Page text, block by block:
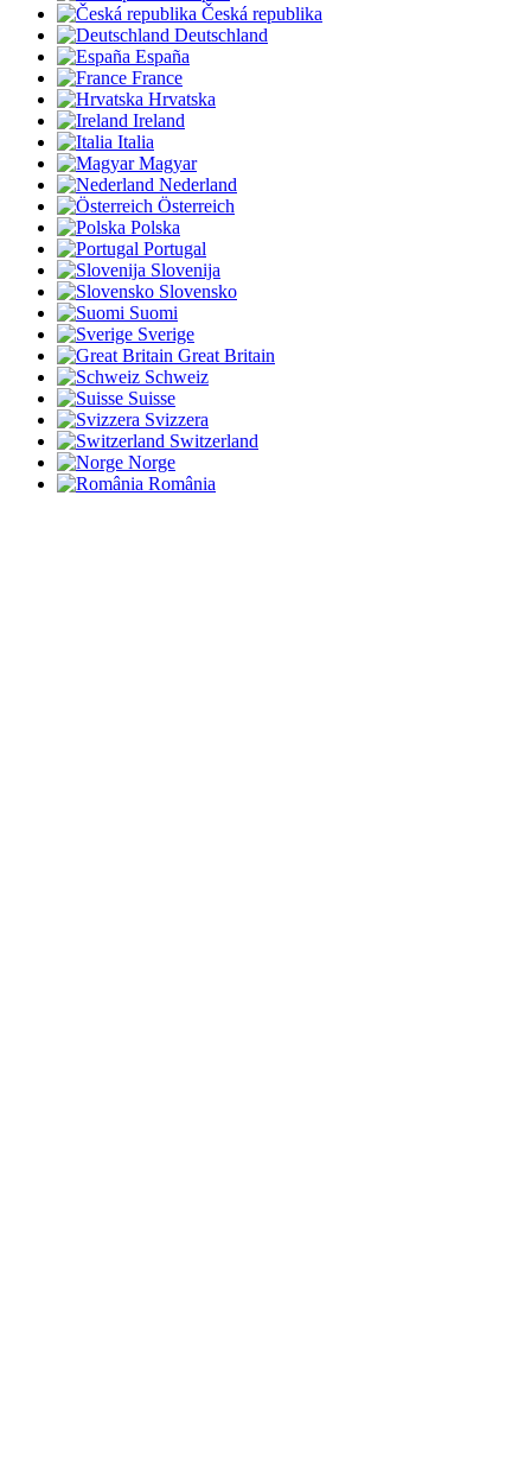
Česká republika
Deutschland
España
France
Hrvatska
Ireland
Italia
Magyar
Nederland
Österreich
Polska
Portugal
Slovenija
Slovensko
Suomi
Sverige
Great Britain
Schweiz
Suisse
Svizzera
Switzerland
Norge
România